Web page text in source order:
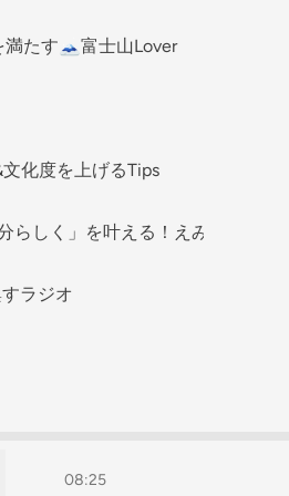
08:25
たす🗻富士山Lover
化度を上げるTips
らしく」を叶える！えみチャンネル
ラジオ